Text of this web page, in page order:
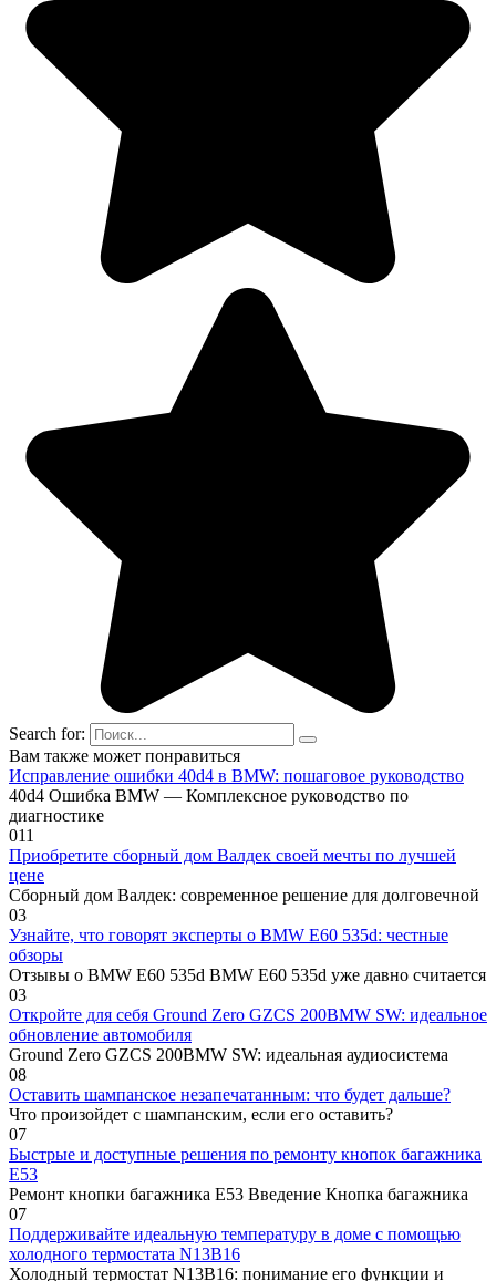
Search for:
Вам также может понравиться
Исправление ошибки 40d4 в BMW: пошаговое руководство
40d4 Ошибка BMW — Комплексное руководство по
диагностике
011
Приобретите сборный дом Валдек своей мечты по лучшей
цене
Сборный дом Валдек: современное решение для долговечной
03
Узнайте, что говорят эксперты о BMW E60 535d: честные
обзоры
Отзывы о BMW E60 535d BMW E60 535d уже давно считается
03
Откройте для себя Ground Zero GZCS 200BMW SW: идеальное
обновление автомобиля
Ground Zero GZCS 200BMW SW: идеальная аудиосистема
08
Оставить шампанское незапечатанным: что будет дальше?
Что произойдет с шампанским, если его оставить?
07
Быстрые и доступные решения по ремонту кнопок багажника
E53
Ремонт кнопки багажника E53 Введение Кнопка багажника
07
Поддерживайте идеальную температуру в доме с помощью
холодного термостата N13B16
Холодный термостат N13B16: понимание его функции и